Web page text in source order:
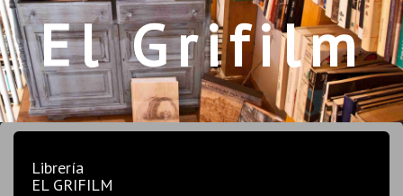
El Grifilm
Librería
EL GRIFILM